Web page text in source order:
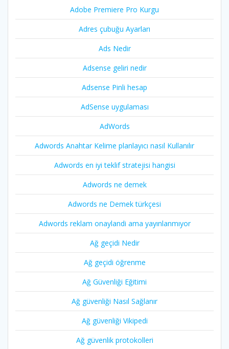
Adobe Premiere Pro Kurgu
Adres çubuğu Ayarları
Ads Nedir
Adsense geliri nedir
Adsense Pinli hesap
AdSense uygulaması
AdWords
Adwords Anahtar Kelime planlayıcı nasıl Kullanılır
Adwords en iyi teklif stratejisi hangisi
Adwords ne demek
Adwords ne Demek türkçesi
Adwords reklam onaylandi ama yayınlanmıyor
Ağ geçidi Nedir
Ağ geçidi öğrenme
Ağ Güvenliği Eğitimi
Ağ güvenliği Nasıl Sağlanır
Ağ güvenliği Vikipedi
Ağ güvenlik protokolleri